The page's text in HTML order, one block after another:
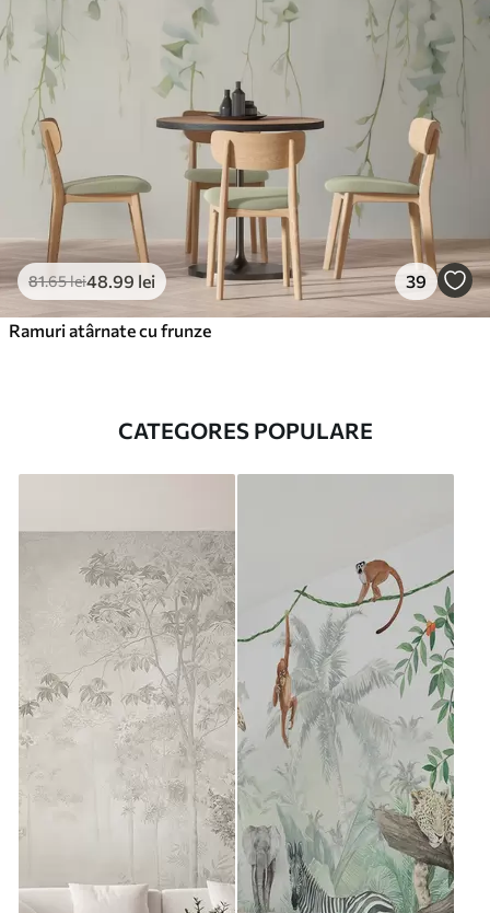
81.65lei48.99 lei 39
Ramuri atârnate cu frunze
CATEGORES POPULARE